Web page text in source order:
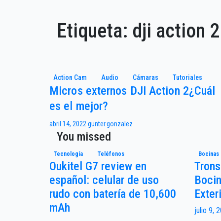
Etiqueta: dji action
Action Cam Audio Cámaras Tutoriales
Micros externos DJI Action 2¿Cuál
es el mejor?
abril 14, 2022 gunter.gonzalez
You missed
Tecnología Teléfonos
Oukitel G7 review en
español: celular de uso
rudo con batería de 10,600
mAh
Bocinas
julio 9,